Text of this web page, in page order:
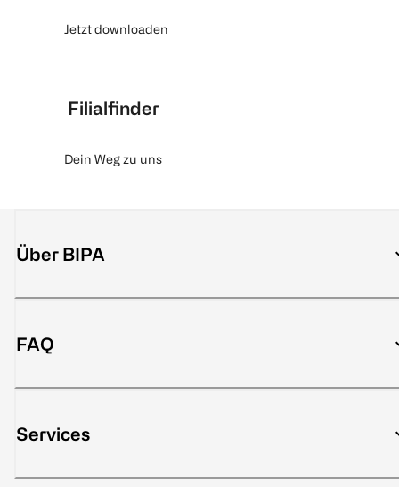
Jetzt downloaden
Filialfinder
Dein Weg zu uns
Über BIPA
FAQ
Services